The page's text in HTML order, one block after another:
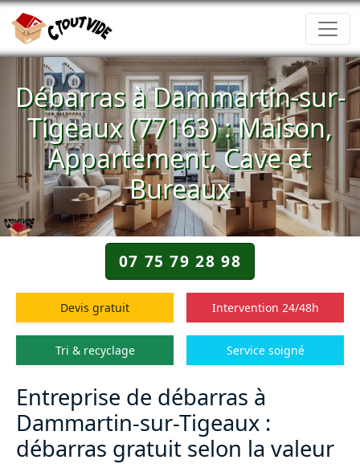
Débarras à Dammartin-sur-
Tigeaux (77163) : Maison,
Appartement, Cave et
Bureaux
07 75 79 28 98
Devis gratuit Intervention 24/48h
Tri & recyclage Service soigné
Entreprise de débarras à
Dammartin-sur-Tigeaux :
débarras gratuit selon la valeur